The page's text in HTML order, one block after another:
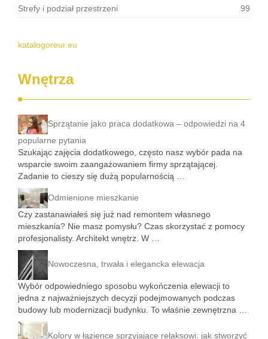
Strefy i podział przestrzeni 99
katalogoreur.eu
Wnętrza
Sprzątanie jako praca dodatkowa – odpowiedzi na 4
popularne pytania
Szukając zajęcia dodatkowego, często nasz wybór pada na
wsparcie swoim zaangażowaniem firmy sprzątającej.
Zadanie to cieszy się dużą popularnością …
Odmienione mieszkanie
Czy zastanawiałeś się już nad remontem własnego
mieszkania? Nie masz pomysłu? Czas skorzystać z pomocy
profesjonalisty. Architekt wnętrz. W …
Nowoczesna, trwała i elegancka elewacja
Wybór odpowiedniego sposobu wykończenia elewacji to
jedna z najważniejszych decyzji podejmowanych podczas
budowy lub modernizacji budynku. To właśnie zewnętrzna …
Kolory w łazience sprzyjające relaksowi: jak stworzyć